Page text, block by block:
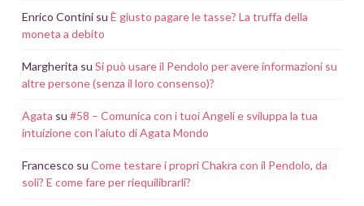
Enrico Continisu È giusto pagare le tasse? La truffa della
moneta a debito
Margherita su Si può usare il Pendolo per avere informazioni su
altre persone (senza il loro consenso)?
Agata su #58 – Comunica con i tuoi Angeli e sviluppa la tua
intuizione con l’aiuto di Agata Mondo
Francesco su Come testare i propri Chakra con il Pendolo, da
soli? E come fare per riequilibrarli?